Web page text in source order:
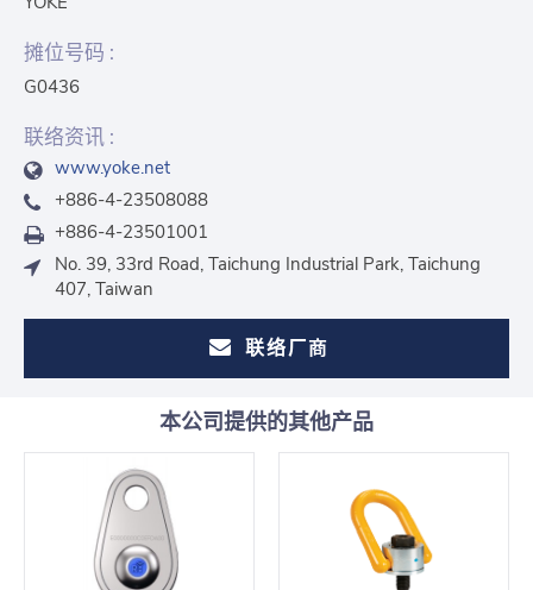
摊位号码 :
G0436
联络资讯 :
www.yoke.net
+886-4-23508088
+886-4-23501001
No. 39, 33rd Road, Taichung Industrial Park, Taichung
407, Taiwan
联络厂商
本公司提供的其他产品